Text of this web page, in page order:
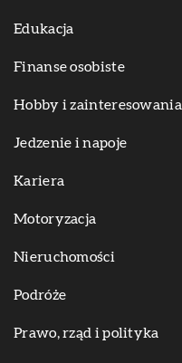
Edukacja
Finanse osobiste
Hobby i zainteresowania
Jedzenie i napoje
Kariera
Motoryzacja
Nieruchomości
Podróże
Prawo, rząd i polityka